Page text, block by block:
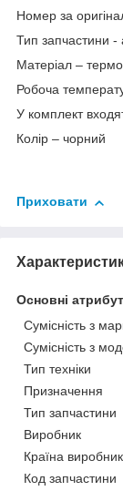
Номер за
Тип запчастини -
Матеріал –
Робоча
У комплект
Колір – чорний
Приховати
Основні
Сумісність з
Сумісність з
Тип техніки
Призначення
Тип запчастини
Виробник
Країна виробник
Код запчастини